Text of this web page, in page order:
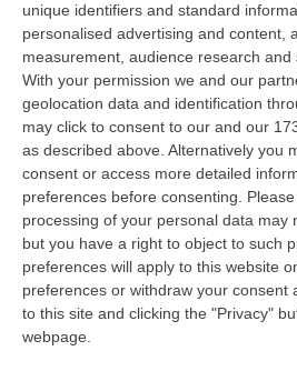
unique identifiers and standard
personalised advertising and content,
measurement, audience research and
With your permission we and our
geolocation data and identification
may click to consent to our and our
as described above. Alternatively you
consent or access more detailed
preferences before consenting.
processing of your personal data may
but you have a right to object to such
preferences will apply to this website
preferences or withdraw your consent
to this site and clicking the "Privacy"
webpage.
Clicca e segui “Corriere della
NAPOLIDieci persone
De Rosa di Qualiano sono
carabinieri di Giugliano in
ambito di indagini
Napoli. I militari hanno
un’ordinanza cautelare
della Direzione Distrettuale